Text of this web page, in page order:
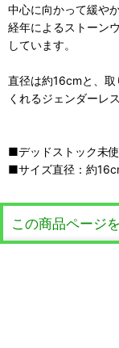
中心に向かって緩や
経年によるストーン
しています。
直径は約16cmと、
くれるジェンダーレ
■デッドストック未
■サイズ直径：約
この商品ページ